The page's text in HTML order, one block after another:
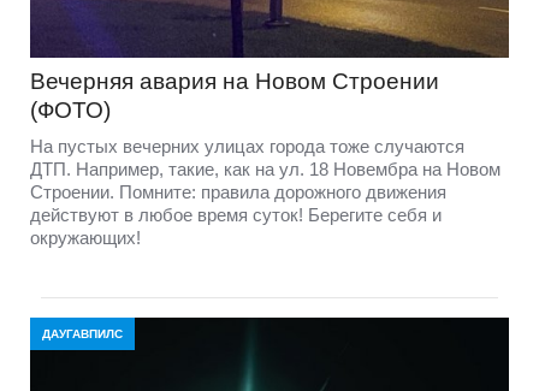
Вечерняя авария на Новом Строении
(ФОТО)
На пустых вечерних улицах города тоже случаются
ДТП. Например, такие, как на ул. 18 Новембра на Новом
Строении. Помните: правила дорожного движения
действуют в любое время суток! Берегите себя и
окружающих!
ДАУГАВПИЛС